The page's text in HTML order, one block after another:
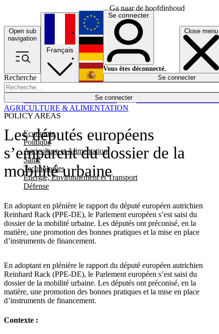
Ga naar de hoofdinhoud
Open sub
navigation
Close menu
Recherche
Se connecter
POLICY AREAS
Economie
Politique
Agriculture et Alimentation
Santé
Technologies
Energie, Environnement et Transport
Défense
Économie
Français
English
Deutsch
Español
Se connecter
Vous êtes déconnecté.
Se connecter
Les députés européens
s’emparent du dossier de la
mobilité urbaine
En adoptant en plénière le rapport du député européen autrichien
Reinhard Rack (PPE-DE), le Parlement européen s’est saisi du
dossier de la mobilité urbaine. Les députés ont préconisé, en la
matière, une promotion des bonnes pratiques et la mise en place
d’instruments de financement.
AGRICULTURE & ALIMENTATION
En adoptant en plénière le rapport du député européen autrichien
Reinhard Rack (PPE-DE), le Parlement européen s’est saisi du
dossier de la mobilité urbaine. Les députés ont préconisé, en la
matière, une promotion des bonnes pratiques et la mise en place
d’instruments de financement.
Contexte :